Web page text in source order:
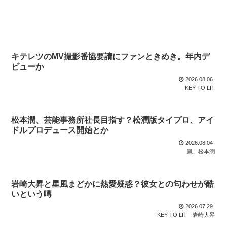
キテレツのMV撮影番協要請にファンときめき。年内デ
ビューか
2026.08.06
KEY TO LIT
松本潤、芸能事務所社長目指す？松潤版タイプロ、アイ
ドルプロデュース開始とか
2026.08.04
嵐
松本潤
岩崎大昇と星風まどかに熱愛疑惑？彼女との匂わせが酷
いという噂
2026.07.29
KEY TO LIT
岩崎大昇